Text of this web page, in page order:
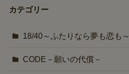
カテゴリー
18/40～ふたりなら夢も恋も～
CODE－願いの代償－